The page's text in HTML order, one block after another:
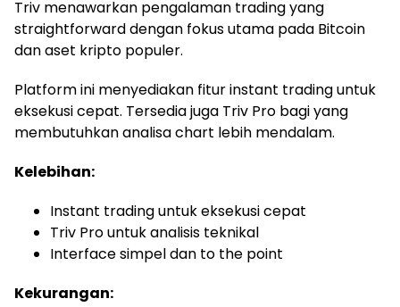
Triv menawarkan pengalaman trading yang
straightforward dengan fokus utama pada Bitcoin
dan aset kripto populer.
Platform ini menyediakan fitur instant trading untuk
eksekusi cepat. Tersedia juga Triv Pro bagi yang
membutuhkan analisa chart lebih mendalam.
Kelebihan:
Instant trading untuk eksekusi cepat
Triv Pro untuk analisis teknikal
Interface simpel dan to the point
Kekurangan: